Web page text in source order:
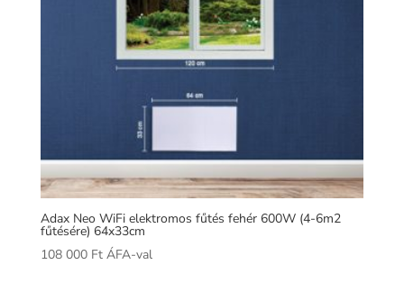
Adax Neo WiFi elektromos fűtés fehér 600W (4-6m2
fűtésére) 64x33cm
108 000 Ft ÁFA-val